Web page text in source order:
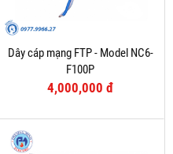
Dây cáp mạng FTP - Model NC6-
F100P
4,000,000 đ